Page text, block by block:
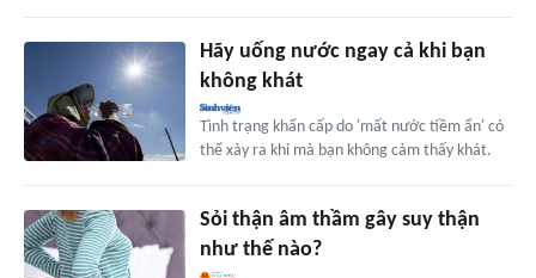
Hãy uống nước ngay cả khi bạn
không khát
Tình trạng khẩn cấp do 'mất nước tiềm ẩn' có
thể xảy ra khi mà bạn không cảm thấy khát.
Sỏi thận âm thầm gây suy thận
như thế nào?